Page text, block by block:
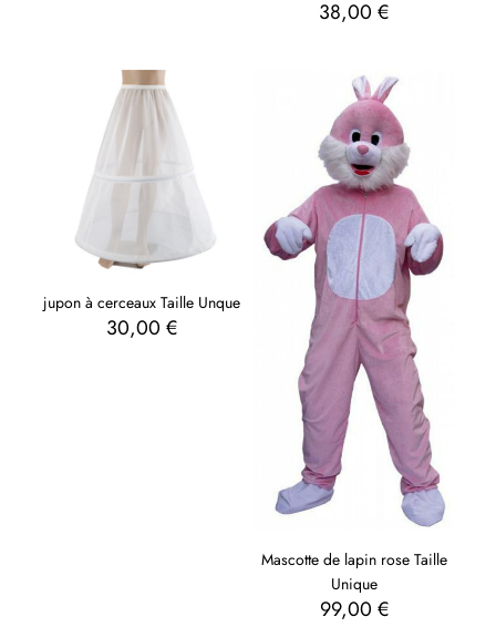
38,00 €
jupon à cerceaux Taille Unque
30,00€
Mascotte de lapin rose Taille
Unique
99,00 €